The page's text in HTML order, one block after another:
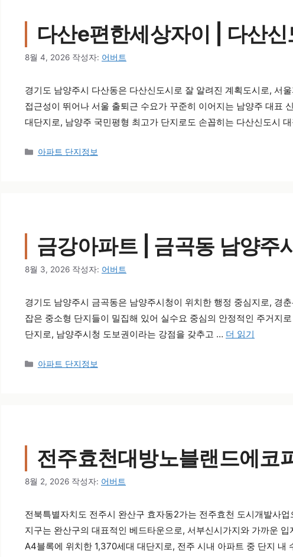
다산e편한세상자이 | 다산
8월 4, 2026 작성자: 어버트
경기도 남양주시 다산동은 다산신도시로 잘 알려진 계획도시로, 서
접근성이 뛰어나 서울 출퇴근 수요가 꾸준히 이어지는 남양주 대표
대단지로, 남양주 국민평형 최고가 단지로도 손꼽히는 다산신도시
카테고리
아파트 단지정보
금강아파트 | 금곡동 남양주
8월 3, 2026 작성자: 어버트
경기도 남양주시 금곡동은 남양주시청이 위치한 행정 중심지로, 경
잡은 중소형 단지들이 밀집해 있어 실수요 중심의 안정적인 주거지
단지로, 남양주시청 도보권이라는 강점을 갖추고 … 더 읽기
카테고리
아파트 단지정보
전주효천대방노블랜드에코
8월 2, 2026 작성자: 어버트
전북특별자치도 전주시 완산구 효자동2가는 전주효천 도시개발사
지구는 완산구의 대표적인 베드타운으로, 서부신시가지와 가까운
A4블록에 위치한 1,370세대 대단지로, 전주 시내 아파트 중 단지